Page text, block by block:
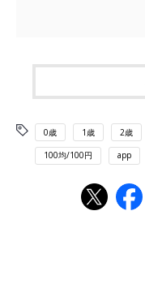
0歳 1歳 2歳
100均/100円 app